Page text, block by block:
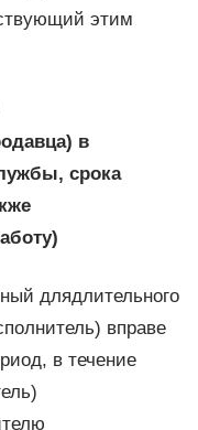
этим
в
срока
длядлительного
вправе
в течение